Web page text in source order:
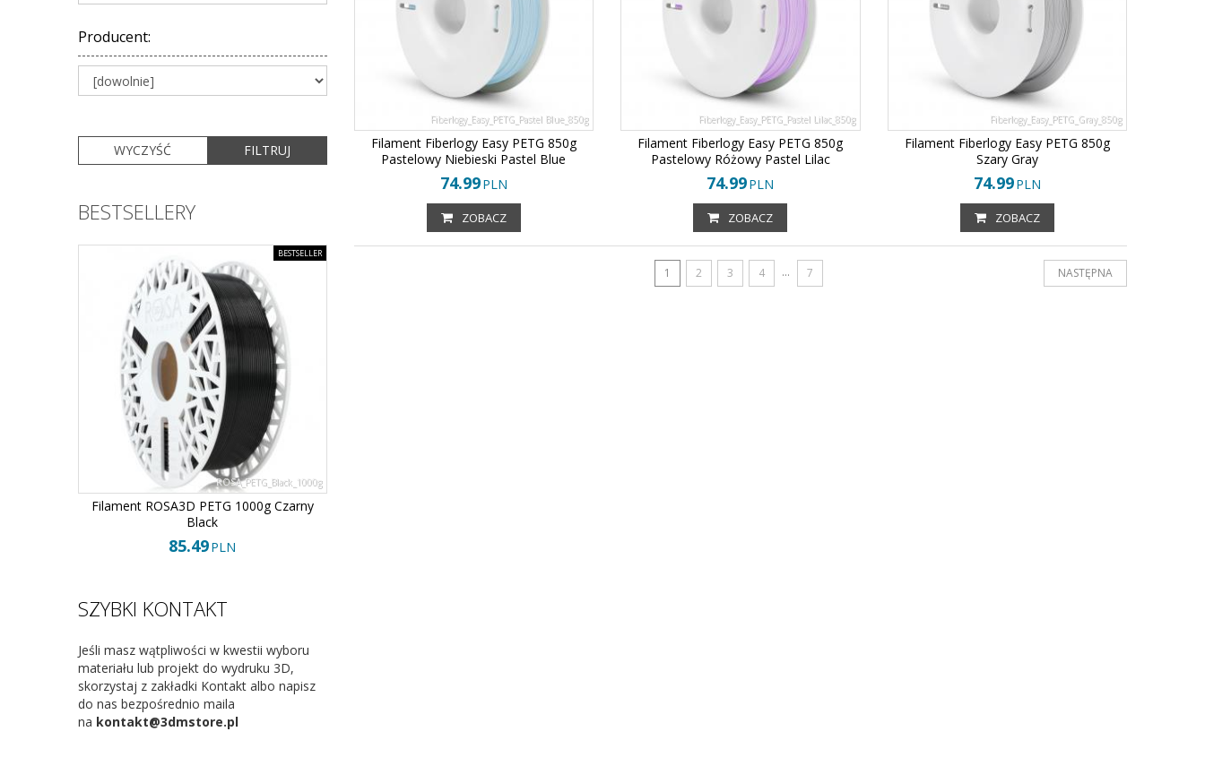
Fiberlogy_Easy_PETG_Pastel Blue_850g
Filament Fiberlogy Easy PETG 850g
Pastelowy Niebieski Pastel Blue
74.99PLN
ZOBACZ
Fiberlogy_Easy_PETG_Pastel Lilac_850g
Filament Fiberlogy Easy PETG 850g
Pastelowy Różowy Pastel Lilac
74.99PLN
ZOBACZ
Fiberlogy_Easy_PETG_Gray_850g
Filament Fiberlogy Easy PETG 850g
Szary Gray
74.99PLN
ZOBACZ
1 2 3 4 ... 7 NASTĘPNA
Producent:
BESTSELLERY
BESTSELLER
ROSA_PETG_Black_1000g
Filament ROSA3D PETG 1000g Czarny
Black
85.49PLN
SZYBKI KONTAKT
Jeśli masz wątpliwości w kwestii wyboru
materiału lub projekt do wydruku 3D,
skorzystaj z zakładki Kontakt albo napisz
do nas bezpośrednio maila
na kontakt@3dmstore.pl